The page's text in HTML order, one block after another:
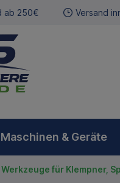
ab 250€ Versand
Maschinen & Geräte
Werkzeuge für Klempner,